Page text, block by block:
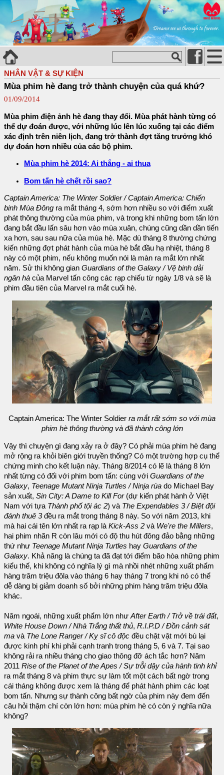
NHÂN VẬT & SỰ KIỆN
Mùa phim hè đang trở thành chuyện của quá khứ?
01/09/2014
Mùa phim điện ảnh hè đang thay đổi. Mùa phát hành từng có
thể dự đoán được, với những lúc lên lúc xuống tại các điểm
xác định trên niên lịch, đang trở thành đợt tăng trưởng khó
dự đoán hơn nhiều của các bộ phim.
Mùa phim hè 2014: Ai thắng - ai thua
Bom tấn hè chết rồi sao?
Captain America: The Winter Soldier / Captain America: Chiến
binh Mùa Đông ra mắt tháng 4, sớm hơn nhiều so với điểm xuất
phát thông thường của mùa phim, và trong khi những bom tấn lớn
đang bắt đầu lấn sâu hơn vào mùa xuân, chúng cũng dần dần tiến
xa hơn, sau sau nữa của mùa hè. Mặc dù tháng 8 thường chứng
kiến những đợt phát hành của mùa hè bắt đầu hạ nhiệt, tháng 8
này có một phim, nếu không muốn nói là màn ra mắt lớn nhất
năm. Sử thi không gian Guardians of the Galaxy / Vệ binh dải
ngân hà của Marvel tấn công các rạp chiếu từ ngày 1/8 và sẽ là
phim đầu tiên của Marvel ra mắt cuối hè.
Captain America: The Winter Soldier ra mắt rất sớm so với mùa
phim hè thông thường và đã thành công lớn
Vậy thì chuyện gì đang xảy ra ở đây? Có phải mùa phim hè đang
mở rộng ra khỏi biên giới truyền thống? Có một trường hợp cụ thể
chứng minh cho kết luận này. Tháng 8/2014 có lẽ là tháng 8 lớn
nhất từng có đối với phim bom tấn: cùng với Guardians of the
Galaxy, Teenage Mutant Ninja Turtles / Ninja rùa do Michael Bay
sản xuất, Sin City: A Dame to Kill For(dự kiến phát hành ở Việt
Nam với tựa Thành phố tội ác 2) và The Expendables 3 / Biệt đội
đánh thuê 3đều ra mắt trong tháng 8 này. So với năm 2013, khi
mà hai cái tên lớn nhất ra rạp là Kick-Ass 2 và We're the Millers,
hai phim nhãn R còn lâu mới có độ thu hút đông đảo bằng những
thứ như Teenage Mutant Ninja Turtles hay Guardians of the
Galaxy. Khả năng là chúng ta đã đạt tới điểm bão hòa những phim
kiểu thế, khi không có nghĩa lý gì mà nhồi nhét những xuất phẩm
hàng trăm triệu đôla vào tháng 6 hay tháng 7 trong khi nó có thể
dễ dàng bị giảm doanh số bởi những phim hàng trăm triệu đôla
khác.
Năm ngoái, những xuất phẩm lớn như After Earth / Trở về trái đất,
White House Down / Nhà Trắng thất thủ, R.I.P.D / Đồn cảnh sát
ma và The Lone Ranger / Kỵ sĩ cô độc đều chật vật mới bù lại
được kinh phí khi phải cạnh tranh trong tháng 5, 6 và 7. Tại sao
không rải ra nhiều tháng cho giao thông đỡ ách tắc hơn? Năm
2011 Rise of the Planet of the Apes / Sự trỗi dậy của hành tinh khỉ
ra mắt tháng 8 và phim thực sự làm tốt một cách bất ngờ trong
cái tháng không được xem là tháng để phát hành phim các loạt
bom tấn. Nhưng sự thành công bất ngờ của phim này đem đến
câu hỏi thậm chí còn lớn hơn: mùa phim hè có còn ý nghĩa nữa
không?